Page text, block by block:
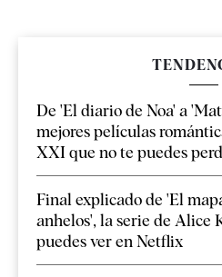
De 'El diario de Noa' a
mejores películas
XXI que no te puedes
Final explicado de 'El
anhelos', la serie de Alice
puedes ver en Netflix